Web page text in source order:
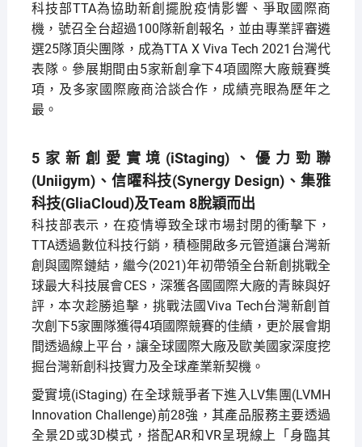
科技部TTA為協助新創擺脫疫情影響、爭取國際商
機，號召全台超過100隊新創報名，並由專業評審遴
選25隊頂尖團隊，成為TTA X Viva Tech 2021台灣代
表隊。參展期間由5家新創拿下4項國際大廠競賽獎
項，及多家國際廠商洽談合作，成績亮眼為歷年之
最。
5家新創愛實境(iStaging)、優力勁聯
(Uniigym)、信曜科技(Synergy Design)、集雅
科技(GliaCloud)及Team 8脫穎而出
科技部表示，在疫情導致全球市場封閉的衝擊下，
TTA透過數位科技行銷，積極開啟多元管道讓台灣新
創與國際鏈結，繼今(2021)年初帶領全台新創挑戰全
球最大科技展會CES，深獲各國國際大廠的青睞與好
評，本次趁勝追擊，挑戰法國Viva Tech台灣新創首
次創下5家團隊獲得4項國際競賽的佳績，更於展會期
間透過線上平台，讓全球國際大廠及歐美國家深度挖
掘台灣新創科技實力及全球產業新契機。
愛實境(iStaging) 在全球競爭者下進入LV集團(LVMH
Innovation Challenge)前28強，其產品服務主要透過
全景2D或3D模式，搭配AR和VR呈現線上「身臨其